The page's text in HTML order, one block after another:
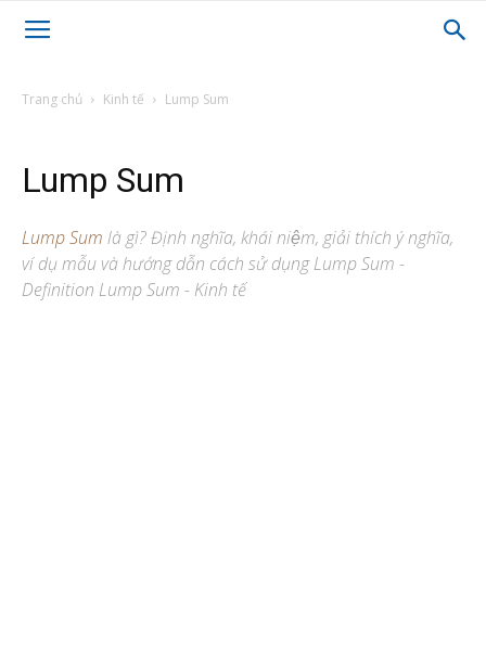
Trang chủ Kinh tế Lump Sum
Lump Sum
Lump Sum là gì? Định nghĩa, khái niệm, giải thích ý nghĩa,
ví dụ mẫu và hướng dẫn cách sử dụng Lump Sum -
Definition Lump Sum - Kinh tế